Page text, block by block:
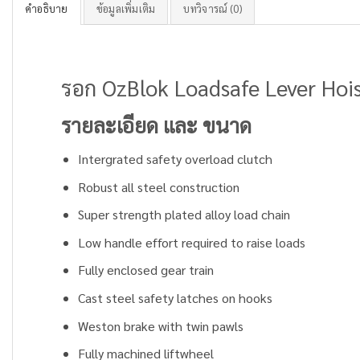
คำอธิบาย ข้อมูลเพิ่มเติม บทวิจารณ์ (0)
รอก OzBlok Loadsafe Lever
รายละเอียด และ ขนาด
Intergrated safety overload clutch
Robust all steel construction
Super strength plated alloy load chain
Low handle effort required to raise loads
Fully enclosed gear train
Cast steel safety latches on hooks
Weston brake with twin pawls
Fully machined liftwheel